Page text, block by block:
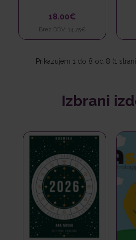
18.00€
Brez DDV: 14.75€
Prikazujem 1 do 8 od 8 (1
Izbrani